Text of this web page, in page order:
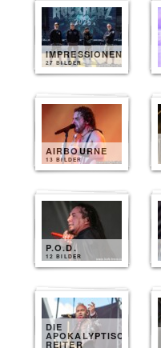
IMPRESSIONEN
27 BILDER
AIRBOURNE
13 BILDER
P.O.D.
12 BILDER
DIE
APOKALYPTISCHEN
REITER